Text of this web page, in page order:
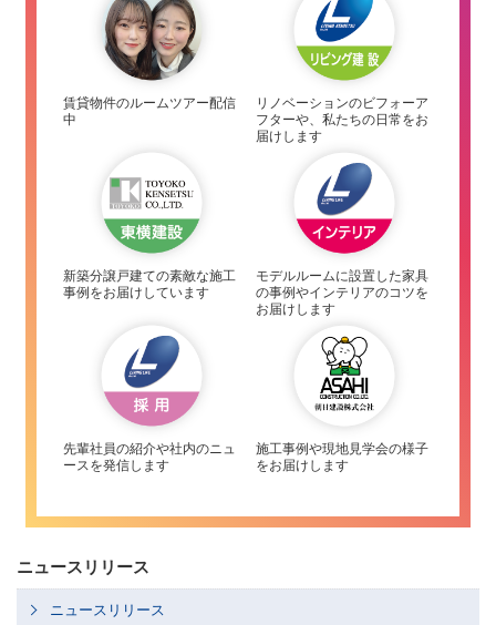
賃貸物件のルームツアー配信
中
リノベーションのビフォーア
フターや、私たちの日常をお
届けします
新築分譲戸建ての素敵な施工
事例をお届けしています
モデルルームに設置した家具
の事例やインテリアのコツを
お届けします
先輩社員の紹介や社内のニュ
ースを発信します
施工事例や現地見学会の様子
をお届けします
ニュースリリース
ニュースリリース